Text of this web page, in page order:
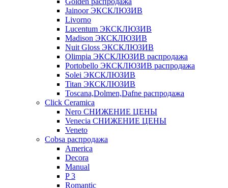
Jainoor ЭКСКЛЮЗИВ
Livorno
Lucentum ЭКСКЛЮЗИВ
Madison ЭКСКЛЮЗИВ
Nuit Gloss ЭКСКЛЮЗИВ
Olimpia ЭКСКЛЮЗИВ распродажа
Portobello ЭКСКЛЮЗИВ распродажа
Solei ЭКСКЛЮЗИВ
Titan ЭКСКЛЮЗИВ
Toscana,Dolmen,Dafne распродажа
Cliсk Ceramica
Nero СНИЖЕНИЕ ЦЕНЫ
Venecia СНИЖЕНИЕ ЦЕНЫ
Veneto
Cobsa распродажа
America
Decora
Manual
P 3
Romantic